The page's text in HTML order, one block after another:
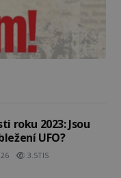
roku 2023: Jsou
UFO?
3.5TIS